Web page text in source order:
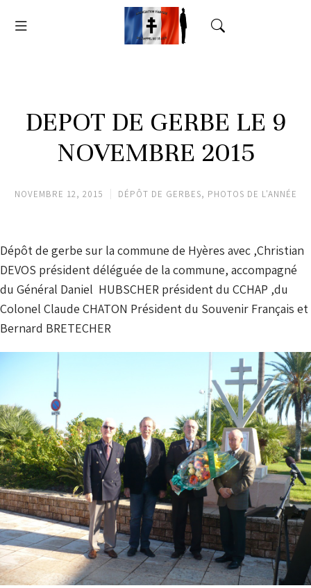
DEPOT DE GERBE LE 9
NOVEMBRE 2015
NOVEMBRE 12, 2015 DÉPÔT DE GERBES, PHOTOS DE L'ANNÉE
Dépôt de gerbe sur la commune de Hyères avec ,Christian
DEVOS président déléguée de la commune, accompagné
du Général Daniel HUBSCHER président du CCHAP ,du
Colonel Claude CHATON Président du Souvenir Français et
Bernard BRETECHER